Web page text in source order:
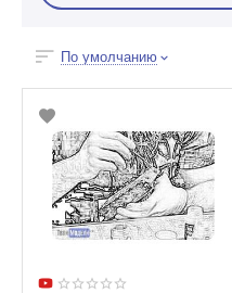
По умолчанию